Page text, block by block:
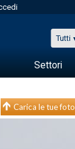
Tutti
Settori
Carica le tue foto